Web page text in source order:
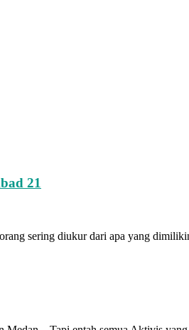
21
sering diukur dari apa yang